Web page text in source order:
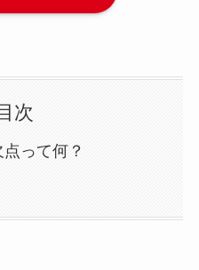
次
って何？